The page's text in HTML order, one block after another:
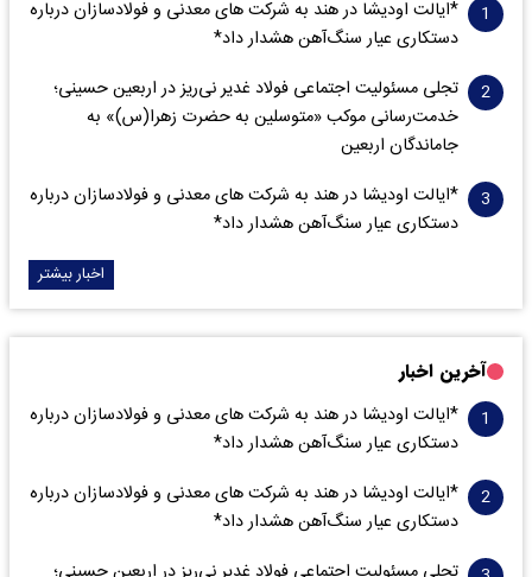
*ایالت اودیشا در هند به شرکت های معدنی و فولادسازان درباره
دستکاری عیار سنگ‌آهن هشدار داد*
تجلی مسئولیت اجتماعی فولاد غدیر نی‌ریز در اربعین حسینی؛
خدمت‌رسانی موکب «متوسلین به حضرت زهرا(س)» به
جاماندگان اربعین
*ایالت اودیشا در هند به شرکت های معدنی و فولادسازان درباره
دستکاری عیار سنگ‌آهن هشدار داد*
اخبار بیشتر
آخرین اخبار
*ایالت اودیشا در هند به شرکت های معدنی و فولادسازان درباره
دستکاری عیار سنگ‌آهن هشدار داد*
*ایالت اودیشا در هند به شرکت های معدنی و فولادسازان درباره
دستکاری عیار سنگ‌آهن هشدار داد*